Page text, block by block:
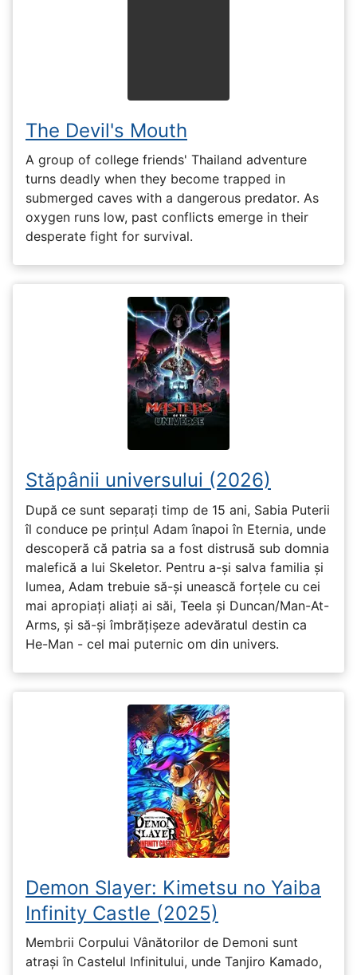
The Devil's Mouth
A group of college friends' Thailand adventure
turns deadly when they become trapped in
submerged caves with a dangerous predator. As
oxygen runs low, past conflicts emerge in their
desperate fight for survival.
Stăpânii universului (2026)
După ce sunt separați timp de 15 ani, Sabia Puterii
îl conduce pe prințul Adam înapoi în Eternia, unde
descoperă că patria sa a fost distrusă sub domnia
malefică a lui Skeletor. Pentru a-și salva familia și
lumea, Adam trebuie să-și unească forțele cu cei
mai apropiați aliați ai săi, Teela și Duncan/Man-At-
Arms, și să-și îmbrățișeze adevăratul destin ca
He-Man - cel mai puternic om din univers.
Demon Slayer: Kimetsu no Yaiba
Infinity Castle (2025)
Membrii Corpului Vânătorilor de Demoni sunt
atrași în Castelul Infinitului, unde Tanjiro Kamado,